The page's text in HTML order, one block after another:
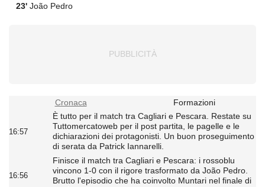
23' João Pedro
Cronaca Formazioni
16:57
È tutto per il match tra Cagliari e Pescara. Restate su
Tuttomercatoweb per il post partita, le pagelle e le
dichiarazioni dei protagonisti. Un buon proseguimento
di serata da Patrick Iannarelli.
16:56
Finisce il match tra Cagliari e Pescara: i rossoblu
vincono 1-0 con il rigore trasformato da João Pedro.
Brutto l'episodio che ha coinvolto Muntari nel finale di